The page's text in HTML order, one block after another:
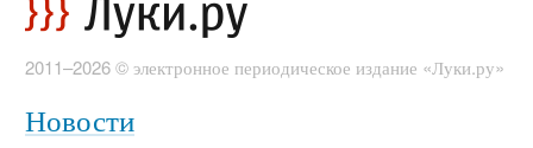
2011–2026 © электронное периодическое издание «Луки.ру»
Новости